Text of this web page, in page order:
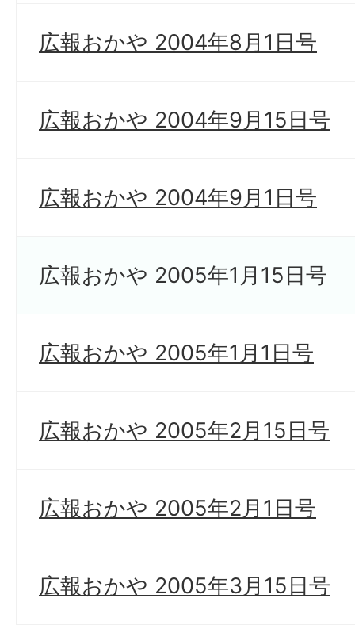
広報おかや 2004年8月1日号
広報おかや 2004年9月15日号
広報おかや 2004年9月1日号
広報おかや 2005年1月15日号
広報おかや 2005年1月1日号
広報おかや 2005年2月15日号
広報おかや 2005年2月1日号
広報おかや 2005年3月15日号